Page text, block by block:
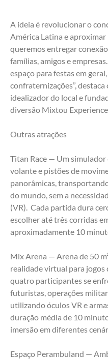
A ideia é revolucionar o
América Latina e aproximar
queremos entregar
famílias, amigos e
espaço para festas em
confraternizações”,
idealizador do local e
diversão Mixtou Experience.
Outras atrações
Titan Race — Um
volante e pistões de
panorâmicas,
do mundo, sem a
(VR).  Cada partida dura
escolher até três corridas
aproximadamente 10
Mix Arena — Arena de 50
realidade virtual para jogos
quatro participantes se
futuristas, operações
utilizando óculos VR e
duração média de 10
imersão em diferentes
Espaço Perambuland —